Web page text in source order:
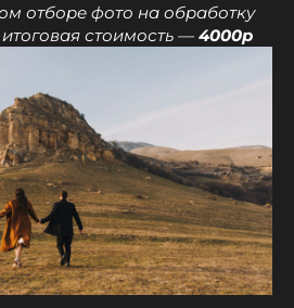
отборе фото на обработку
стоимость — 4000р